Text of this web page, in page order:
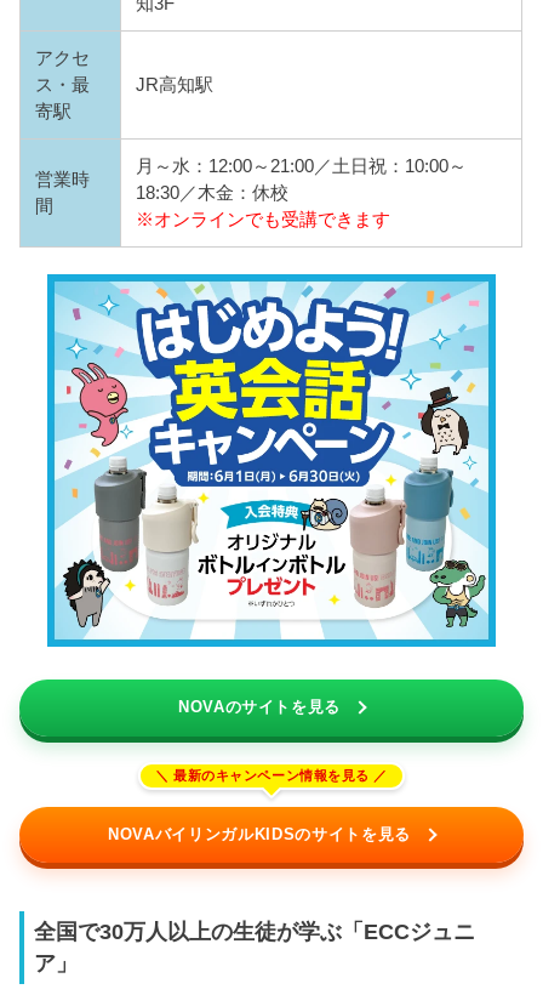
アクセ
ス・最
寄駅
JR高知駅
営業時
間
月～水：12:00～21:00／土日祝：10:00～
18:30／木金：休校
※オンラインでも受講できます
NOVAのサイトを見る
NOVAバイリンガルKIDSのサイトを見る
全国で30万人以上の生徒が学ぶ「ECCジュニ
ア」